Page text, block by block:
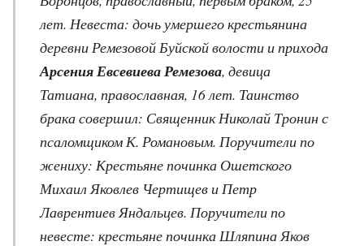
лет. Невеста: дочь умершего крестьянина
деревни Ремезовой Буйской волости и прихода
Арсения Евсевиева Ремезова, девица
Татиана, православная, 16 лет. Таинство
брака совершил: Священник Николай Тронин с
псаломщиком К. Романовым. Поручители по
жениху: Крестьяне починка Ошетского
Михаил Яковлев Чертищев и Петр
Лаврентиев Яндальцев. Поручители по
невесте: крестьяне починка Шляпина Яков